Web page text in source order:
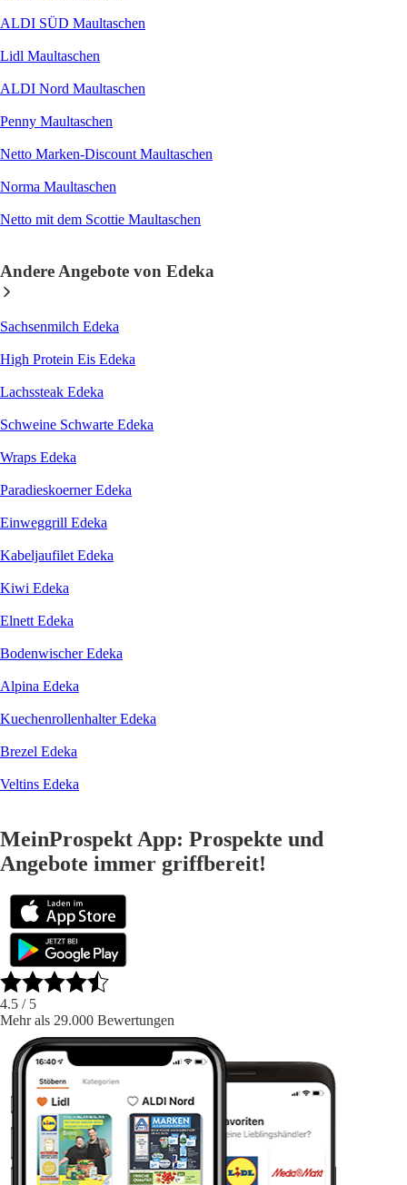
ALDI SÜD Maultaschen
Lidl Maultaschen
ALDI Nord Maultaschen
Penny Maultaschen
Netto Marken-Discount Maultaschen
Norma Maultaschen
Netto mit dem Scottie Maultaschen
Andere Angebote von Edeka
Sachsenmilch Edeka
High Protein Eis Edeka
Lachssteak Edeka
Schweine Schwarte Edeka
Wraps Edeka
Paradieskoerner Edeka
Einweggrill Edeka
Kabeljaufilet Edeka
Kiwi Edeka
Elnett Edeka
Bodenwischer Edeka
Alpina Edeka
Kuechenrollenhalter Edeka
Brezel Edeka
Veltins Edeka
MeinProspekt App: Prospekte und
Angebote immer griffbereit!
4.5 / 5
Mehr als 29.000 Bewertungen